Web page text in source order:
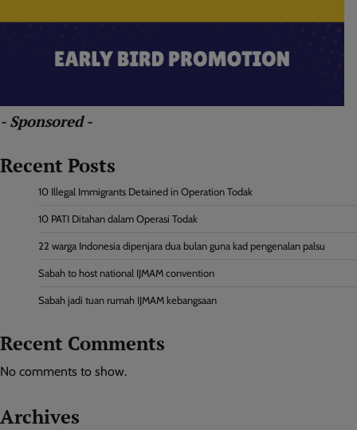
- Sponsored -
Recent Posts
10 Illegal Immigrants Detained in Operation Todak
10 PATI Ditahan dalam Operasi Todak
22 warga Indonesia dipenjara dua bulan guna kad pengenalan palsu
Sabah to host national IJMAM convention
Sabah jadi tuan rumah IJMAM kebangsaan
Recent Comments
No comments to show.
Archives